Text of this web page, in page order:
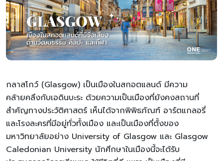
กลาสโกว์ (Glasgow) เป็นเมืองในสกอตแลนด์ มีความ
คล้ายคลึงกับเอดินบะระ ด้วยความเป็นเมืองที่ยังคงสถานที่
สำคัญทางประวัติศาสตร์ เห็นได้จากพิพิธภัณฑ์ อาร์ตแกลอรี่
และโรงละครที่มีอยู่ทั่วทั้งเมือง และเป็นเมืองที่ตั้งของ
มหาวิทยาลัยอย่าง University of Glasgow และ Glasgow
Caledonian University นักศึกษาในเมืองนี้จะได้รับ